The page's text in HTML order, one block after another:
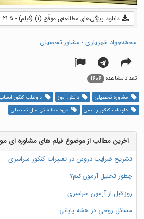
دانلود ویژگی‌های مطالعه‌ی موفّق (1) (فیلم) - 21.5 MB
محمّدجواد شهریاری - مشاور تحصیلی
تعداد مشاهده 1606
مشاوره تحصیلی دانش آموز داوطلب کنکور
داوطلب کنکور ریاضی
دوره مطالعاتی سال تحصیلی
آخرین مطالب از موضوع فیلم های مشاوره ای
تشریح ضرایب دروس در تغییرات کنکور سراسری
چطور تحلیل آزمون کنم؟
روز قبل از آزمون سراسری
مسائل روحی در هفته پایانی